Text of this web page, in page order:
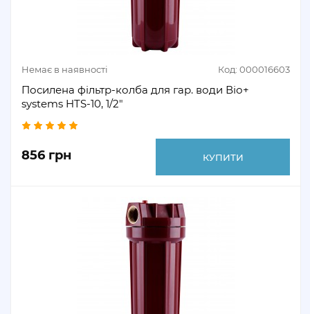
Немає в наявності Код: 000016603
Посилена фільтр-колба для гар. води Віо+
systems HTS-10, 1/2"
856 грн КУПИТИ